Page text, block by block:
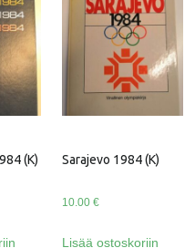
(K) Sarajevo 1984 (K)
10.00 €
Lisää ostoskoriin